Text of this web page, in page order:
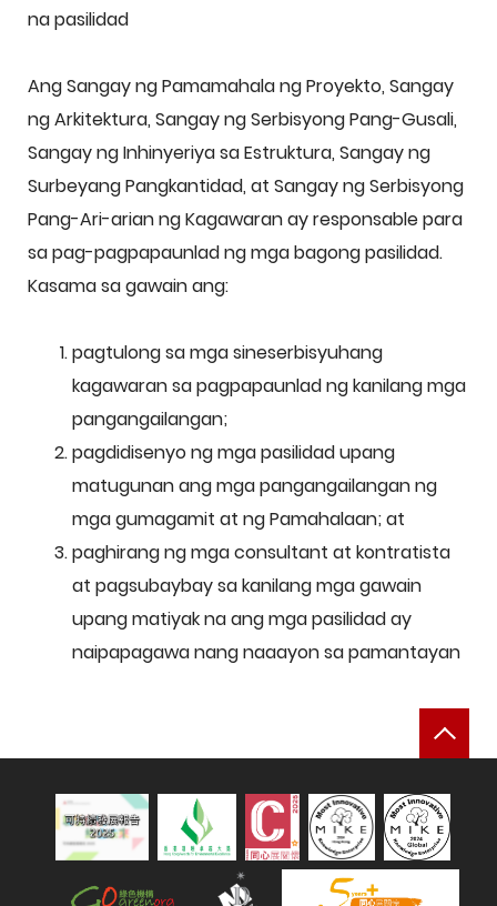
na pasilidad
Ang Sangay ng Pamamahala ng Proyekto, Sangay
ng Arkitektura, Sangay ng Serbisyong Pang-Gusali,
Sangay ng Inhinyeriya sa Estruktura, Sangay ng
Surbeyang Pangkantidad, at Sangay ng Serbisyong
Pang-Ari-arian ng Kagawaran ay responsable para
sa pag-pagpapaunlad ng mga bagong pasilidad.
Kasama sa gawain ang:
pagtulong sa mga sineserbisyuhang
kagawaran sa pagpapaunlad ng kanilang mga
pangangailangan;
pagdidisenyo ng mga pasilidad upang
matugunan ang mga pangangailangan ng
mga gumagamit at ng Pamahalaan; at
paghirang ng mga consultant at kontratista
at pagsubaybay sa kanilang mga gawain
upang matiyak na ang mga pasilidad ay
naipapagawa nang naaayon sa pamantayan
可持續發展報告 2025
綠色機構 人才企業